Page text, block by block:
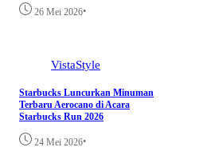
26 Mei 2026•
VistaStyle
Starbucks Luncurkan Minuman
Terbaru Aerocano di Acara
Starbucks Run 2026
24 Mei 2026•